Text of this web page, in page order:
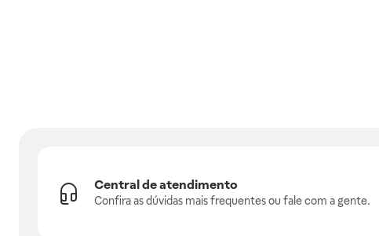
Central de atendimento
Confira as dúvidas mais frequentes ou fale com a gente.